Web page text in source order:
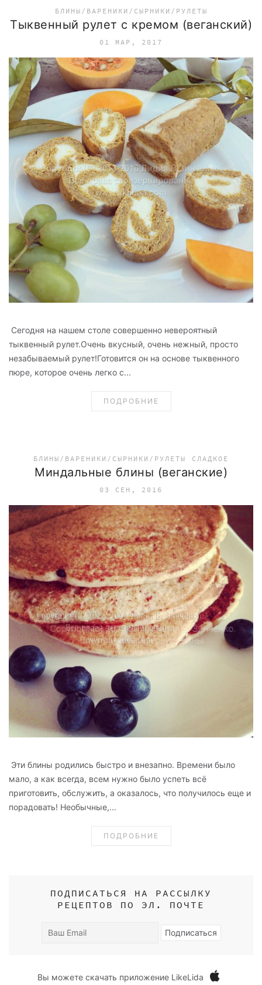
БЛИНЫ/ВАРЕНИКИ/СЫРНИКИ/РУЛЕТЫ
Тыквенный рулет с кремом (веганский)
01 МАР, 2017
Сегодня на нашем столе совершенно невероятный
тыквенный рулет.Очень вкусный, очень нежный, просто
незабываемый рулет!Готовится он на основе тыквенного
пюре, которое очень легко с...
ПОДРОБНИЕ
БЛИНЫ/ВАРЕНИКИ/СЫРНИКИ/РУЛЕТЫ СЛАДКОЕ
Миндальные блины (веганские)
03 СЕН, 2016
Эти блины родились быстро и внезапно. Времени было
мало, а как всегда, всем нужно было успеть всё
приготовить, обслужить, а оказалось, что получилось еще и
порадовать! Необычные,...
ПОДРОБНИЕ
ПОДПИСАТЬСЯ НА РАССЫЛКУ
РЕЦЕПТОВ ПО ЭЛ. ПОЧТЕ
Ваш
Подписаться
Вы можете скачать приложение LikeLida